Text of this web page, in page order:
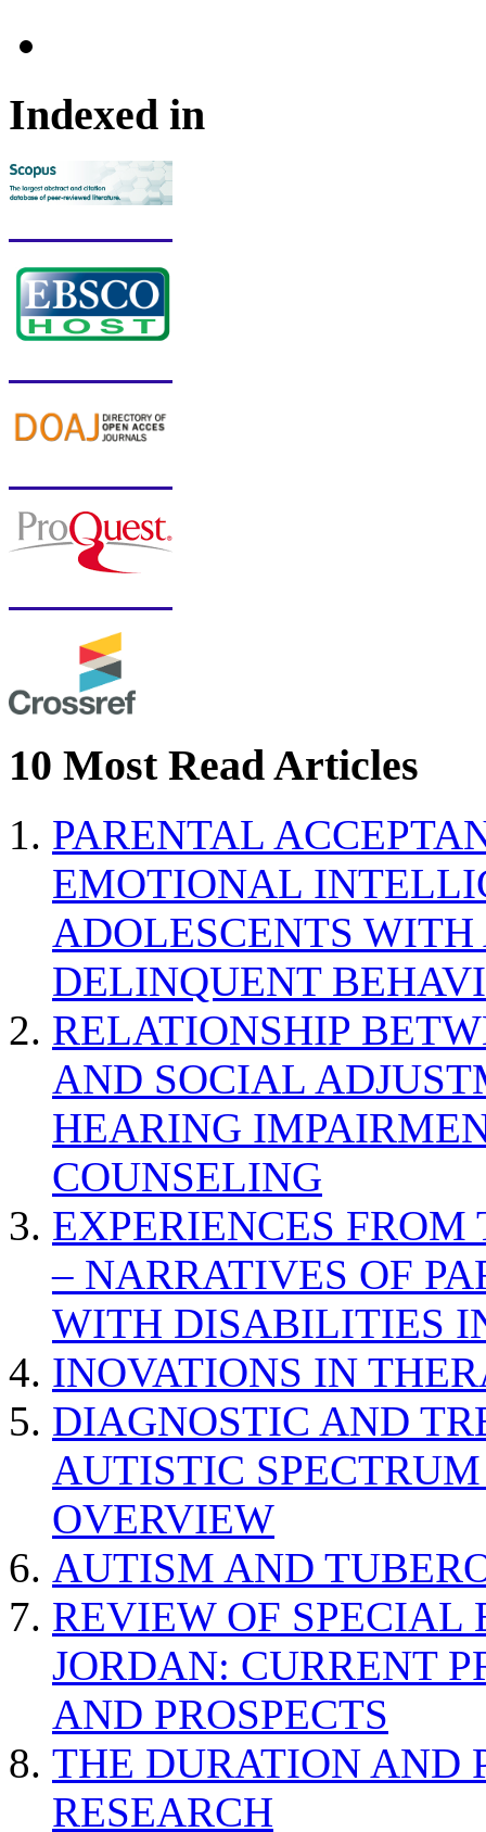
Indexed in
10 Most Read Articles
PARENTAL
EMOTIONAL
ADOLESCENTS
DELINQUENT
RELATIONSHIP
AND SOCIAL
HEARING
COUNSELING
EXPERIENCES
– NARRATIVES OF
WITH DISABILITIES
INOVATIONS IN
DIAGNOSTIC AND
AUTISTIC
OVERVIEW
AUTISM AND
REVIEW OF SPECIAL
JORDAN: CURRENT
AND PROSPECTS
THE DURATION AND
RESEARCH